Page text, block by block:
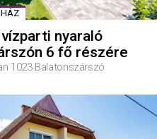
nyaraló
6 fő részére
1023 Balatonszárszó